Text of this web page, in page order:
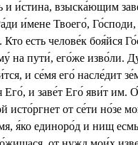
и и́стина, взыска́ющим
и́мене Твоего́, Го́споди,
есть челове́к боя́йся
на пути́, его́же изво́ли.
и се́мя его́ насле́дит
Его́, и заве́т Его́ яви́т им.
исто́ргнет от се́ти но́зе
я́ко единоро́д и нищ